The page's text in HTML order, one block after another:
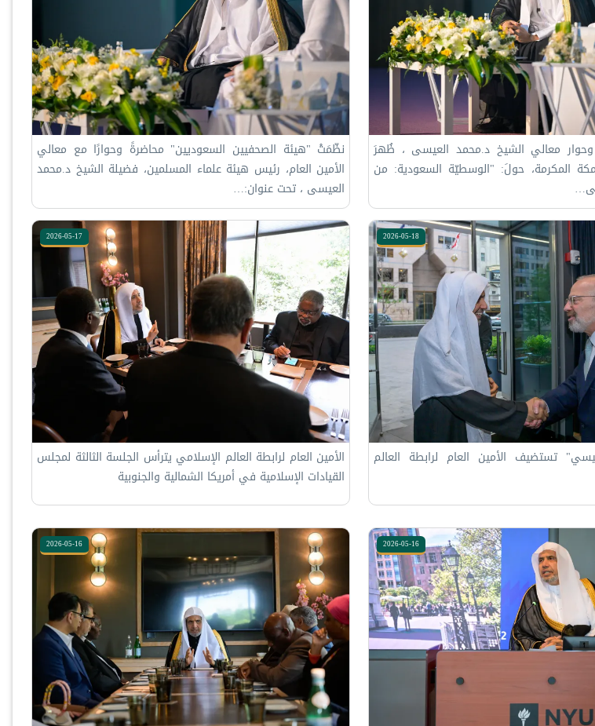
معالي الشيخ د.⁧‫محمد العيسى‬⁩ ‬⁩، ظُهرَ
المكرمة، حولَ: "الوسطيّة السعودية: من
نظّمَتْ "هيئة الصحفيين السعوديين" محاضرةً وحوارًا مع معالي
الأمين العام، رئيس هيئة علماء المسلمين، فضيلة الشيخ د.⁧‫محمد
العيسى‬⁩ ‬⁩، تحت عنوان:…
2026-05-18
تستضيف الأمين العام لرابطة العالم
2026-05-17
الأمين العام لرابطة العالم الإسلامي يترأس الجلسة الثالثة لمجلس
القيادات الإسلامية في أمريكا الشمالية والجنوبية
2026-05-16
2026-05-16